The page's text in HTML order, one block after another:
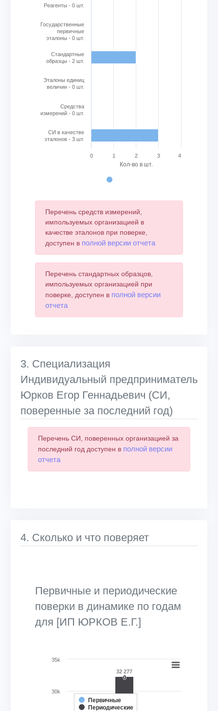
The chart has 1 Y axis displaying Кол-во в шт.. Range: 0
Кол-во в шт.
Реагенты - 0 шт.
Государственные
первичные
эталоны - 0 шт.
Стандартные
образцы - 2 шт.
Эталоны единиц
величин - 0 шт.
Cредства
измерений - 0 шт.
СИ в качестве
эталонов - 3 шт.
0 1 2 3 4
Перечень средств измерений,
импользуемых организацией в
качестве эталонов при поверке,
доступен в полной версии отчета
Перечень стандартных образцов,
импользуемых организацией при
поверке, доступен в полной версии
отчета
3. Специализация
Индивидуальный предприниматель
Юрков Егор Геннадьевич (СИ,
поверенные за последний год)
Перечень СИ, поверенных организацией за
последний год доступен в полной версии
отчета
4. Сколько и что поверяет
Первичные и периодические
поверки в динамике по годам
для [ИП ЮРКОВ Е.Г.]
Chart
Bar chart with 2 data series.
The chart has 1 X axis displaying categories.
32 277
0
0
Первичные
Периодические
30k
35k